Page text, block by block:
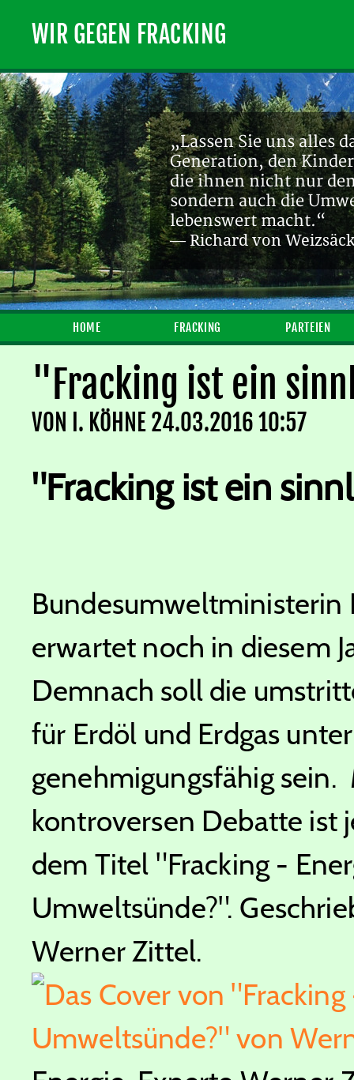
WIR GEGEN FRACKING
„Lassen Sie uns alles
Generation, den
die ihnen nicht nur
sondern auch die
lebenswert macht.“
— Richard von
HOME FRACKING PARTEIEN
"Fracking ist ein
VON I. KÖHNE24.03.2016 10:57
"Fracking ist ein
Bundesumweltministerin
erwartet noch in diesem
Demnach soll die
für Erdöl und Erdgas
genehmigungsfähig
kontroversen Debatte ist
dem Titel "Fracking -
Umweltsünde?".
Werner Zittel.